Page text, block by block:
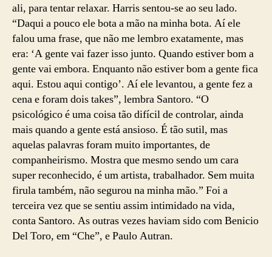
ali, para tentar relaxar. Harris sentou-se ao seu lado.
“Daqui a pouco ele bota a mão na minha bota. Aí ele
falou uma frase, que não me lembro exatamente, mas
era: ‘A gente vai fazer isso junto. Quando estiver bom a
gente vai embora. Enquanto não estiver bom a gente fica
aqui. Estou aqui contigo’. Aí ele levantou, a gente fez a
cena e foram dois takes”, lembra Santoro. “O
psicológico é uma coisa tão difícil de controlar, ainda
mais quando a gente está ansioso. É tão sutil, mas
aquelas palavras foram muito importantes, de
companheirismo. Mostra que mesmo sendo um cara
super reconhecido, é um artista, trabalhador. Sem muita
firula também, não segurou na minha mão.” Foi a
terceira vez que se sentiu assim intimidado na vida,
conta Santoro. As outras vezes haviam sido com Benicio
Del Toro, em “Che”, e Paulo Autran.